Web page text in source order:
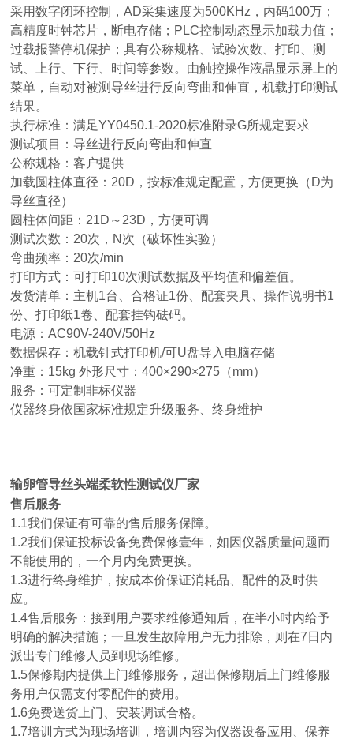
采用数字闭环控制，AD采集速度为500KHz，内码100万；
高精度时钟芯片，断电存储；PLC控制动态显示加载力值；
过载报警停机保护；具有公称规格、试验次数、打印、测
试、上行、下行、时间等参数。由触控操作液晶显示屏上的
菜单，自动对被测导丝进行反向弯曲和伸直，机载打印测试
结果。
执行标准：满足YY0450.1-2020标准附录G所规定要求
测试项目：导丝进行反向弯曲和伸直
公称规格：客户提供
加载圆柱体直径：20D，按标准规定配置，方便更换（D为
导丝直径）
圆柱体间距：21D～23D，方便可调
测试次数：20次，N次（破坏性实验）
弯曲频率：20次/min
打印方式：可打印10次测试数据及平均值和偏差值。
发货清单：主机1台、合格证1份、配套夹具、操作说明书1
份、打印纸1卷、配套挂钩砝码。
电源：AC90V-240V/50Hz
数据保存：机载针式打印机/可U盘导入电脑存储
净重：15kg 外形尺寸：400×290×275（mm）
服务：可定制非标仪器
仪器终身依国家标准规定升级服务、终身维护
输卵管导丝头端柔软性测试仪厂家
售后服务
1.1我们保证有可靠的售后服务保障。
1.2我们保证投标设备免费保修壹年，如因仪器质量问题而
不能使用的，一个月内免费更换。
1.3进行终身维护，按成本价保证消耗品、配件的及时供
应。
1.4售后服务：接到用户要求维修通知后，在半小时内给予
明确的解决措施；一旦发生故障用户无力排除，则在7日内
派出专门维修人员到现场维修。
1.5保修期内提供上门维修服务，超出保修期后上门维修服
务用户仅需支付零配件的费用。
1.6免费送货上门、安装调试合格。
1.7培训方式为现场培训，培训内容为仪器设备应用、保养